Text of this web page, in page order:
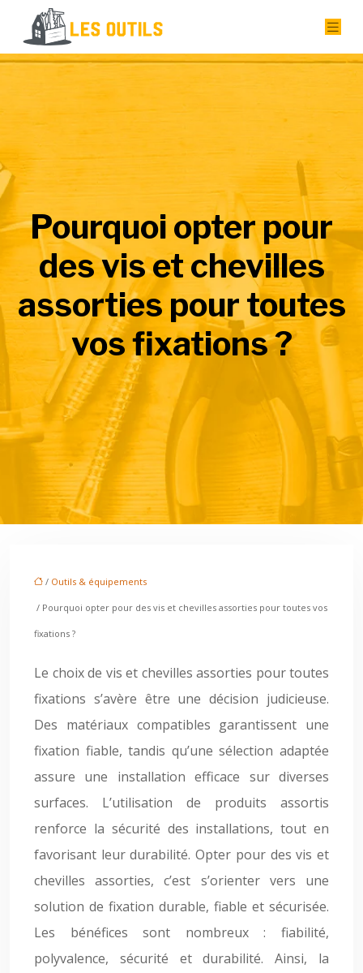
Pourquoi opter pour
des vis et chevilles
assorties pour toutes
vos fixations ?
/ Outils & équipements
/ Pourquoi opter pour des vis et chevilles assorties pour toutes vos
fixations ?
Le choix de vis et chevilles assorties pour toutes
fixations s’avère être une décision judicieuse.
Des matériaux compatibles garantissent une
fixation fiable, tandis qu’une sélection adaptée
assure une installation efficace sur diverses
surfaces. L’utilisation de produits assortis
renforce la sécurité des installations, tout en
favorisant leur durabilité. Opter pour des vis et
chevilles assorties, c’est s’orienter vers une
solution de fixation durable, fiable et sécurisée.
Les bénéfices sont nombreux : fiabilité,
polyvalence, sécurité et durabilité. Ainsi, la